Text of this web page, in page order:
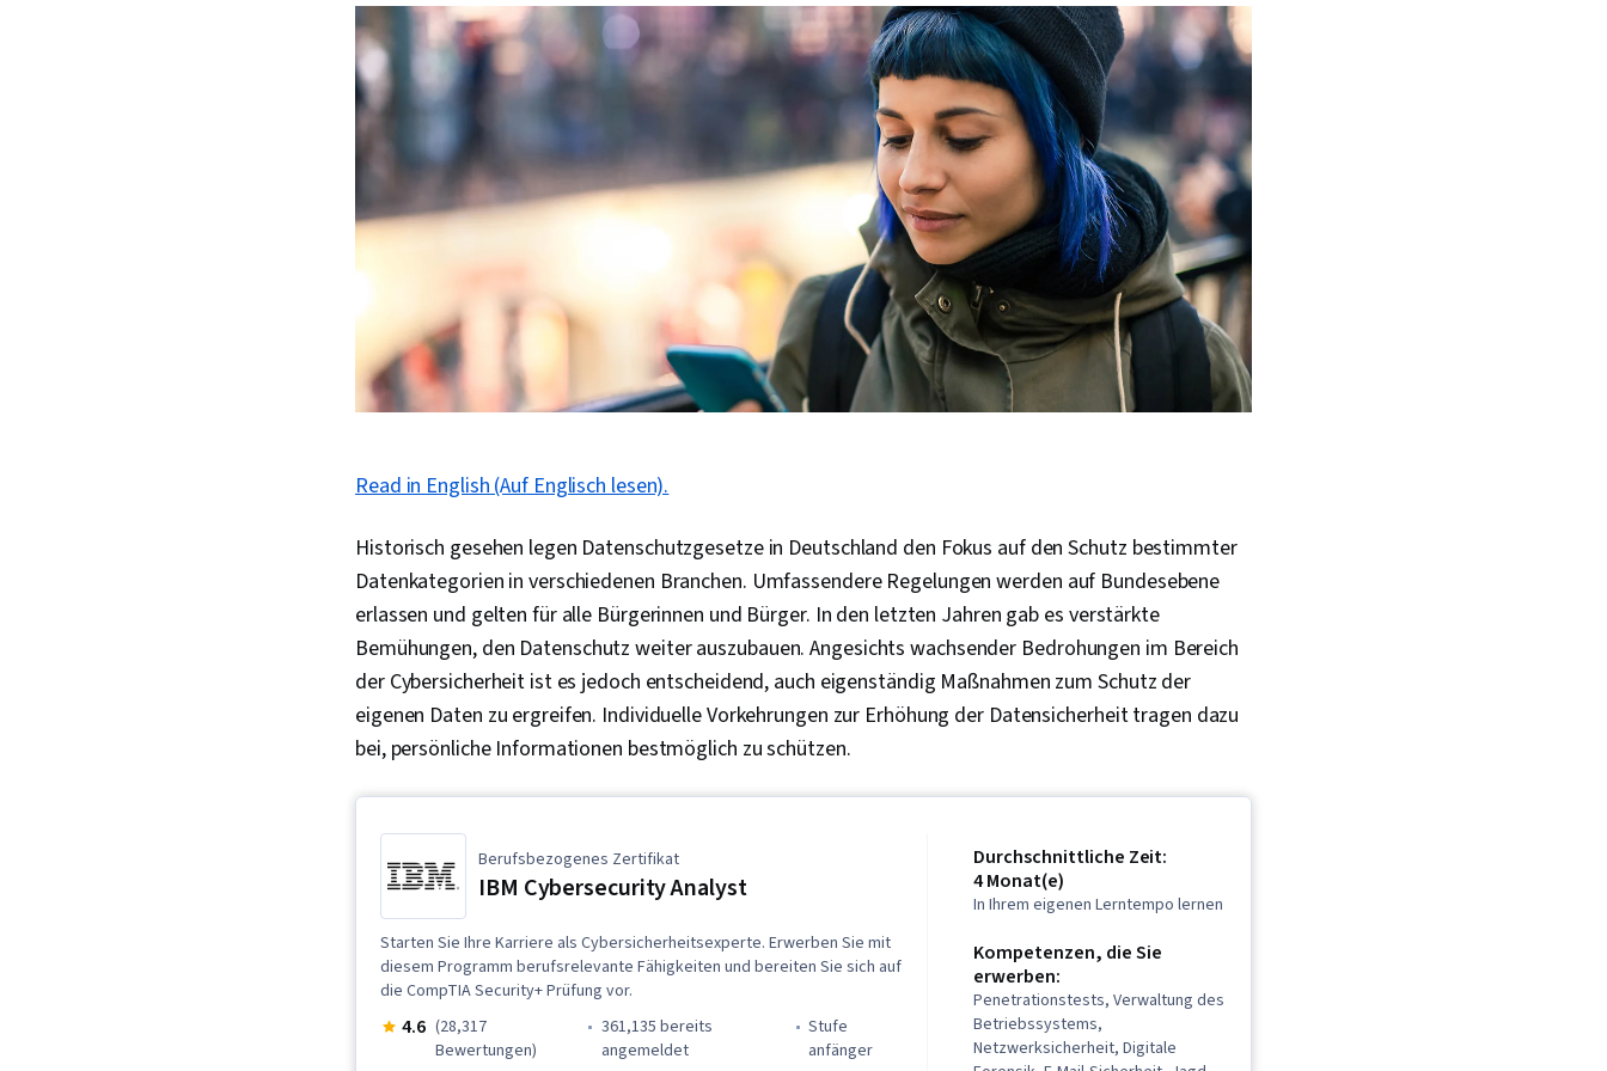
Read in English (Auf Englisch lesen).
Historisch gesehen legen Datenschutzgesetze in Deutschland den Fokus auf den Schutz bestimmter
Datenkategorien in verschiedenen Branchen. Umfassendere Regelungen werden auf Bundesebene
erlassen und gelten für alle Bürgerinnen und Bürger. In den letzten Jahren gab es verstärkte
Bemühungen, den Datenschutz weiter auszubauen. Angesichts wachsender Bedrohungen im Bereich
der Cybersicherheit ist es jedoch entscheidend, auch eigenständig Maßnahmen zum Schutz der
eigenen Daten zu ergreifen. Individuelle Vorkehrungen zur Erhöhung der Datensicherheit tragen dazu
bei, persönliche Informationen bestmöglich zu schützen.
Berufsbezogenes Zertifikat
IBM Cybersecurity Analyst
Starten Sie Ihre Karriere als Cybersicherheitsexperte. Erwerben Sie mit
diesem Programm berufsrelevante Fähigkeiten und bereiten Sie sich auf
die CompTIA Security+ Prüfung vor.
4.6 (28,317
Bewertungen)
361,135 bereits
angemeldet
stufe
anfänger
Durchschnittliche Zeit:
4 Monat(e)
In Ihrem eigenen Lerntempo lernen
Kompetenzen, die Sie
erwerben:
Penetrationstests, Verwaltung des
Betriebssystems,
Netzwerksicherheit, Digitale